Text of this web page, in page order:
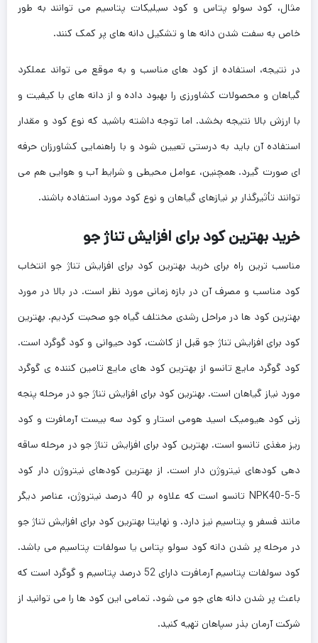
مثال، کود سولو پتاس و کود سیلیکات پتاسیم می ‌توانند به طور
خاص به سفت شدن دانه ‌ها و تشکیل دانه ‌های پر کمک کنند.
در نتیجه، استفاده از کود های مناسب و به موقع می ‌تواند عملکرد
گیاهان و محصولات کشاورزی را بهبود داده و از دانه ‌های با کیفیت و
با ارزش بالا نتیجه بخشد. اما توجه داشته باشید که نوع کود و مقدار
استفاده آن باید به‌ درستی تعیین شود و با راهنمایی کشاورزان حرفه
‌ای صورت گیرد. همچنین، عوامل محیطی و شرایط آب و هوایی هم می
‌توانند تأثیرگذار بر نیازهای گیاهان و نوع کود مورد استفاده باشند.
خرید بهترین کود برای افزایش تناژ جو
مناسب ترین راه برای خرید بهترین کود برای افزایش تناژ جو انتخاب
کود مناسب و مصرف آن در بازه زمانی مورد نظر است. در بالا در مورد
بهترین کود ها در مراحل رشدی مختلف گیاه جو صحبت کردیم. بهترین
کود برای افزایش تناژ جو قبل از کاشت، کود حیوانی و کود گوگرد است.
کود گوگرد مایع تانسو از بهترین کود های مایع تامین کننده ی گوگرد
مورد نیاز گیاهان است. بهترین کود برای افزایش تناژ جو در مرحله پنجه
زنی کود هیومیک اسید هومی استار و کود سه بیست آرمافرت و کود
ریز مغذی تانسو است. بهترین کود برای افزایش تناژ جو در مرحله ساقه
دهی کودهای نیتروژن دار است. از بهترین کودهای نیتروژن دار کود
NPK40-5-5 تانسو است که علاوه بر 40 درصد نیتروژن، عناصر دیگر
مانند فسفر و پتاسیم نیز دارد. و نهایتا بهترین کود برای افزایش تناژ جو
در مرحله پر شدن دانه کود سولو پتاس یا سولفات پتاسیم می باشد.
کود سولفات پتاسیم آرمافرت دارای 52 درصد پتاسیم و گوگرد است که
باعث پر شدن دانه های جو می شود. تمامی این کود ها را می توانید از
شرکت آرمان بذر سپاهان تهیه کنید.